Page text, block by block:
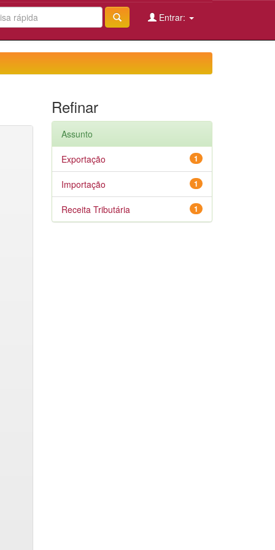
Entrar:
Refinar
Assunto
1
Exportação
1
Importação
1
Receita Tributária